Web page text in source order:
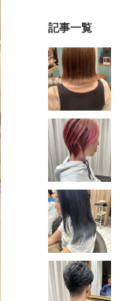
記事一覧